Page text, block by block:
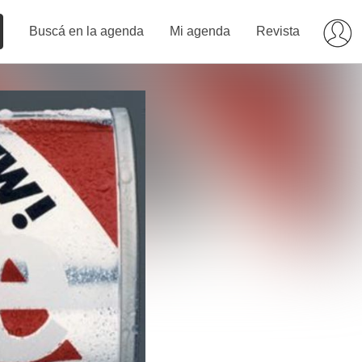
Buscá en la agenda Mi agenda Revista